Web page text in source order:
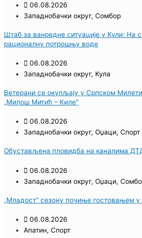
06.08.2026
Западнобачки округ, Сомбор
Штаб за ванредне ситуације у Кули: На
рационалну потрошњу воде
06.08.2026
Западнобачки округ, Кула
Ветерани се окупљају у Српском
„Милош Митић – Киле“
06.08.2026
Западнобачки округ, Оџаци, Спорт
Обустављена пловидба на каналима
06.08.2026
Западнобачки округ, Оџаци,
„Младост“ сезону почиње гостовањем
06.08.2026
Апатин, Спорт